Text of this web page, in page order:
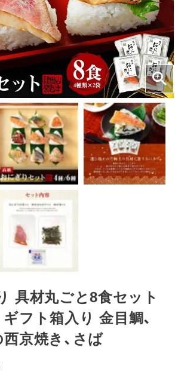
具材丸ごと8食セット
フト箱入り 金目鯛、
京焼き、さば